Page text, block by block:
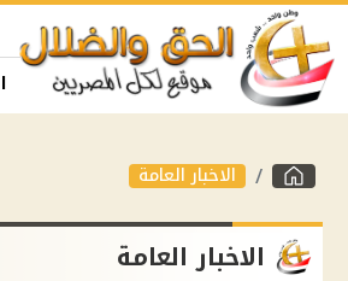
الاخبار العامة
الاخبار العامة